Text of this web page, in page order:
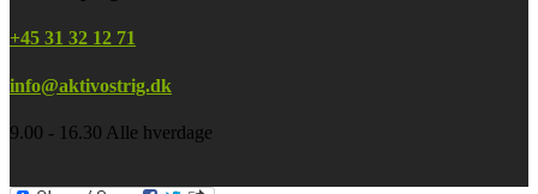
+45 31 32 12 71
info@aktivostrig.dk
9.00 - 16.30 Alle hverdage